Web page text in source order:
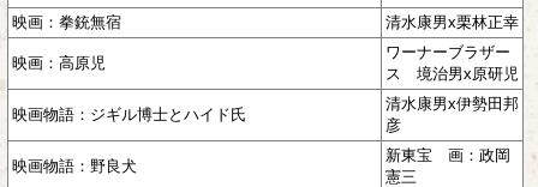
映画：拳銃無宿
清水康男x栗林正幸
映画：高原児
ワーナーブラザー
ス 境治男x原研児
映画物語：ジギル博士とハイド氏
清水康男x伊勢田邦
彦
映画物語：野良犬
新東宝 画：政岡
憲三